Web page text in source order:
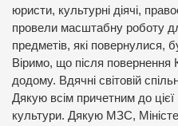
юристи, культурні діячі,
провели масштабну роботу
предметів, які повернулися,
Віримо, що після
додому. Вдячні світовій
Дякую всім причетним до цієї
культури. Дякую МЗС,